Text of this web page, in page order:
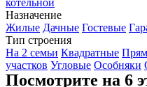
котельной
Назначение
Жилые Дачные Гостевые
Тип строения
На 2 семьи Квадратные
участков Угловые Особняки
Посмотрите на 6